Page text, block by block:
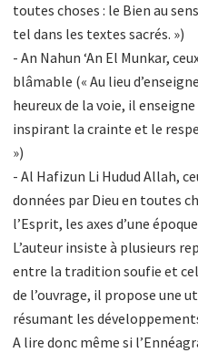
toutes choses : le Bien au
tel dans les textes sacrés. »)
- An Nahun ‘An El Munkar,
blâmable (« Au lieu
heureux de la voie, il
inspirant la crainte et le
»)
- Al Hafizun Li Hudud Allah,
données par Dieu en toutes
l’Esprit, les axes d’une
L’auteur insiste à plusieurs
entre la tradition soufie et
de l’ouvrage, il propose une
résumant les
A lire donc même si